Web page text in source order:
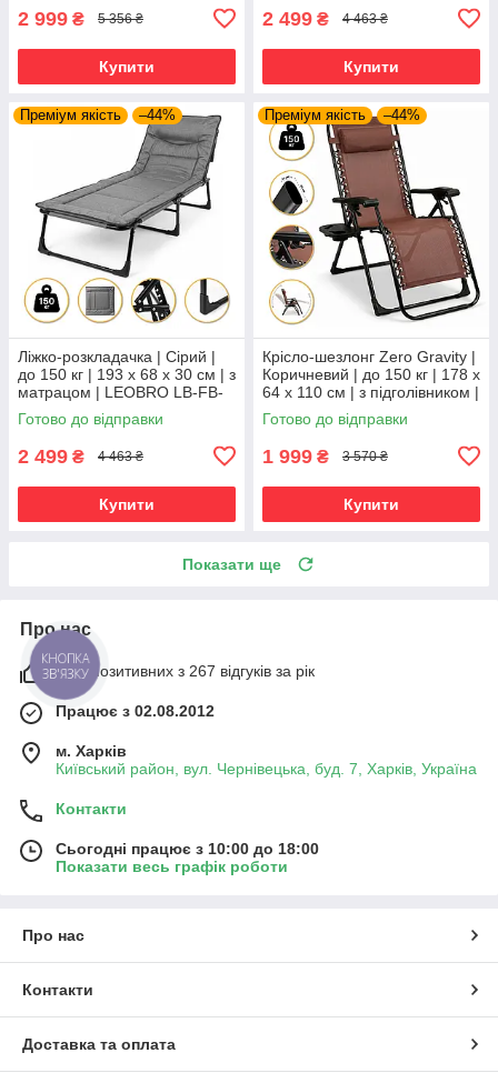
2 999 ₴ 5 356 ₴
Купити
2 499 ₴ 4 463 ₴
Купити
Преміум якість –44%
Ліжко-розкладачка | Сірий |
до 150 кг | 193 х 68 х 30 см | з
матрацом | LEOBRO LB-FB-
S1-GRY | для дому, дачі та
кемпінгу
Готово до відправки
2 499 ₴ 4 463 ₴
Купити
Преміум якість –44%
Крісло-шезлонг Zero Gravity |
Коричневий | до 150 кг | 178 х
64 х 110 см | з підголівником |
LEOBRO LB-ZGC-G2-BRN |
для дому, дачі
Готово до відправки
1 999 ₴ 3 570 ₴
Купити
Показати ще
Про нас
98% позитивних з 267 відгуків за рік
Працює з 02.08.2012
м. Харків
Київський район, вул. Чернівецька, буд. 7, Харків, Україна
Контакти
Сьогодні працює з 10:00 до 18:00
Показати весь графік роботи
Про нас
Контакти
Доставка та оплата
КНОПКА
ЗВ'ЯЗКУ